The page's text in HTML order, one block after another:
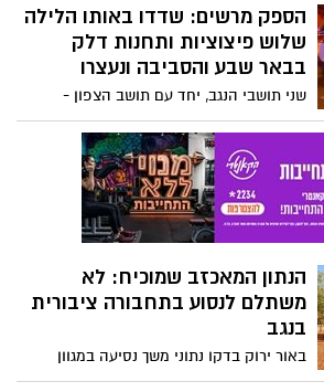
מודיעה כעת החברה הכלכלית. כזכור, רק
לפני מספר חודשים הבאנו בפניכם הקוראים
כיצד נראה השטח שמאחורי מרכז הקניות מול
במיוחד
הספק מרשים: שדדו באותו הלילה
שלוש פיצוציות ותחנות דלק
בבאר שבע והסביבה ונעצרו
שני תושבי הנגב, יחד עם תושב הצפון -
מואשמים כי שדדו באיומי סכין פיצוציה בבאר
שבע, משם המשיכו לשדוד תחנת דלק על
כביש 6 ואז באיזור הפזורה וכל זה בלילה
אחד, כאשר עוד לפני כן הם גנבו רכב. הם
נעצרו לאחר חקירה של שוטרי תחנת באר
הנתון המאכזב שמוכיח: לא
משתלם לנסוע בתחבורה ציבורית
בנגב
באור ירוק בדקו נתוני משך נסיעה במגוון
מסלולים של תחבורה ציבורית בישראל ובנגב